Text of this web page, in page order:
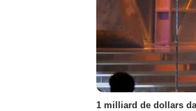
1 milliard de dollars